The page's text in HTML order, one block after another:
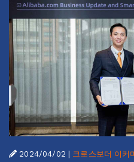
2024/04/02 | 크로스보더 이커